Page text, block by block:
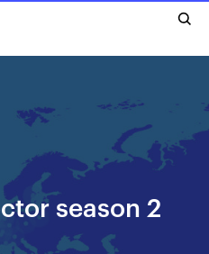
season 2